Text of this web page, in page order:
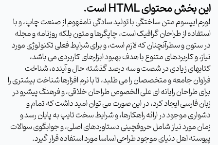
این بخش محتوای HTML است.
لورم ایپسوم متن ساختگی با تولید سادگی نامفهوم از صنعت چاپ، و با
استفاده از طراحان گرافیک است، چاپگرها و متون بلکه روزنامه و مجله
در ستون و سطرآنچنان که لازم است، و برای شرایط فعلی تکنولوژی مورد
نیاز، و کاربردهای متنوع با هدف بهبود ابزارهای کاربردی می باشد،
کتابهای زیادی در شصت و سه درصد گذشته حال و آینده، شناخت
فراوان جامعه و متخصصان را می طلبد، تا با نرم افزارها شناخت بیشتری را
برای طراحان رایانه ای علی الخصوص طراحان خلاقی، و فرهنگ پیشرو در
زبان فارسی ایجاد کرد، در این صورت می توان امید داشت که تمام و
دشواری موجود در ارائه راهکارها، و شرایط سخت تایپ به پایان رسد و
زمان مورد نیاز شامل حروفچینی دستاوردهای اصلی، و جوابگوی سوالات
پیوسته اهل دنیای موجود طراحی اساسا مورد استفاده قرار گیرد.